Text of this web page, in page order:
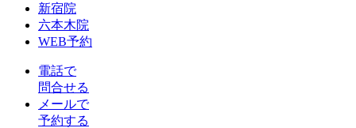
新宿院
六本木院
WEB予約
電話で
問合せる
メールで
予約する